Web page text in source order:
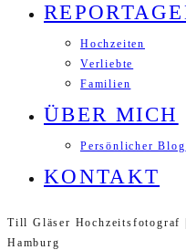
Hochzeiten
Verliebte
Familien
ÜBER MICH
Persönlicher Blog
KONTAKT
Till Gläser Hochzeitsfotograf
Hamburg